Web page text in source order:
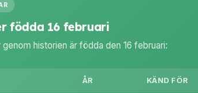
födda 16 februari
genom historien är födda den 16 februari:
ÅR KÄND FÖR